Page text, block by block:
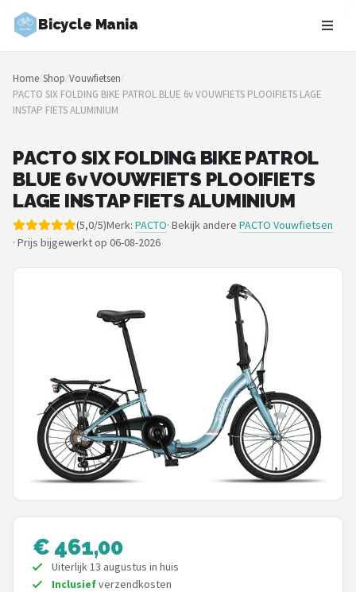
Bicycle Mania
Zoeken
NAVIGATIE
Shop
Merken
Blog
Fietsroutes
Kinderfietsen
Stadsfietsen
Elektrische fietsen
Mountainbikes
Shop
POPULAIRE MERKEN
Basil
Volare
ABUS
Home/Shop/Vouwfietsen/
PACTO SIX FOLDING BIKE PATROL BLUE 6v VOUWFIETS PLOOIFIETS LAGE
INSTAP FIETS ALUMINIUM
PACTO SIX FOLDING BIKE PATROL
BLUE 6v VOUWFIETS PLOOIFIETS
LAGE INSTAP FIETS ALUMINIUM
(5,0/5)Merk: PACTO· Bekijk andere PACTO Vouwfietsen
· Prijs bijgewerkt op 06-08-2026
€ 461,00
Uiterlijk 13 augustus in huis
Inclusiefverzendkosten